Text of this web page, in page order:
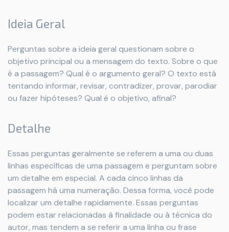
Ideia Geral
Perguntas sobre a ideia geral questionam sobre o
objetivo principal ou a mensagem do texto. Sobre o que
é a passagem? Qual é o argumento geral? O texto está
tentando informar, revisar, contradizer, provar, parodiar
ou fazer hipóteses? Qual é o objetivo, afinal?
Detalhe
Essas perguntas geralmente se referem a uma ou duas
linhas específicas de uma passagem e perguntam sobre
um detalhe em especial. A cada cinco linhas da
passagem há uma numeração. Dessa forma, você pode
localizar um detalhe rapidamente. Essas perguntas
podem estar relacionadas à finalidade ou à técnica do
autor, mas tendem a se referir a uma linha ou frase